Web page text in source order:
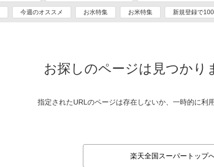
今週のオススメ お水特集 お米特集 新規登録で
お探しのページは見つかり
指定されたURLのページは存在しないか、一時的に利
楽天全国スーパートップ